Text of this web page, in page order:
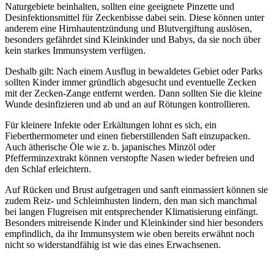
Naturgebiete beinhalten, sollten eine geeignete Pinzette und
Desinfektionsmittel für Zeckenbisse dabei sein. Diese können unter
anderem eine Hirnhautentzündung und Blutvergiftung auslösen,
besonders gefährdet sind Kleinkinder und Babys, da sie noch über
kein starkes Immunsystem verfügen.
Deshalb gilt: Nach einem Ausflug in bewaldetes Gebiet oder Parks
sollten Kinder immer gründlich abgesucht und eventuelle Zecken
mit der Zecken-Zange entfernt werden. Dann sollten Sie die kleine
Wunde desinfizieren und ab und an auf Rötungen kontrollieren.
Für kleinere Infekte oder Erkältungen lohnt es sich, ein
Fieberthermometer und einen fieberstillenden Saft einzupacken.
Auch ätherische Öle wie z. b. japanisches Minzöl oder
Pfefferminzextrakt können verstopfte Nasen wieder befreien und
den Schlaf erleichtern.
Auf Rücken und Brust aufgetragen und sanft einmassiert können sie
zudem Reiz- und Schleimhusten lindern, den man sich manchmal
bei langen Flugreisen mit entsprechender Klimatisierung einfängt.
Besonders mitreisende Kinder und Kleinkinder sind hier besonders
empfindlich, da ihr Immunsystem wie oben bereits erwähnt noch
nicht so widerstandfähig ist wie das eines Erwachsenen.